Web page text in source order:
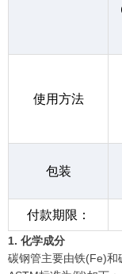
使用方法
包装
付款期限：
1. 化学成分
碳钢管主要由铁(Fe)和